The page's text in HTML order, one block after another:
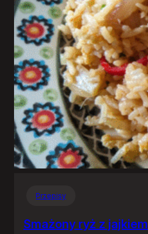
Przepisy
Smażony ryż z jajkiem